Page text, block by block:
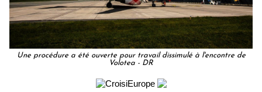
Une procédure a été ouverte pour travail dissimulé à l'encontre de
Volotea - DR